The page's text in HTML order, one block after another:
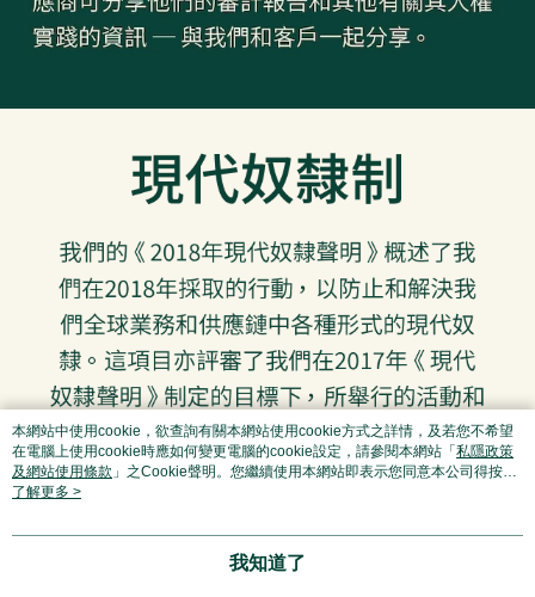
本網站中使用cookie，欲查詢有關本網站使用cookie方式之詳情，及若您不希望
在電腦上使用cookie時應如何變更電腦的cookie設定，請參閱本網站「 私隱政策
及網站使用條款 」之Cookie聲明。您繼續使用本網站即表示您同意本公司得按本
網站使用條款之Cookie聲明使用cookie。
了解更多 >
我知道了